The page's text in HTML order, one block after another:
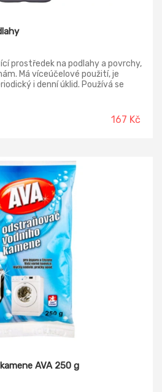
prostředek na podlahy a povrchy,
Má víceúčelové použití, je
i denní úklid. Používá se
odstraňuje rez, vodní kámen a
a čistí cementové spáry, ale ve
(5L)je určen pouze pro
prosím, uveďte IČ.
167 Kč
AVA 250 g